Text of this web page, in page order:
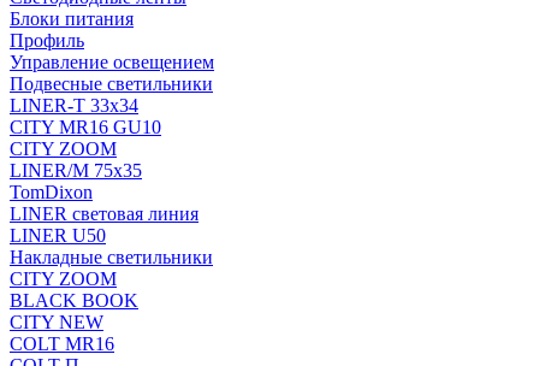
Блоки питания
Профиль
Управление освещением
Подвесные светильники
LINER-T 33x34
CITY MR16 GU10
CITY ZOOM
LINER/M 75х35
TomDixon
LINER световая линия
LINER U50
Накладные светильники
CITY ZOOM
BLACK BOOK
CITY NEW
COLT MR16